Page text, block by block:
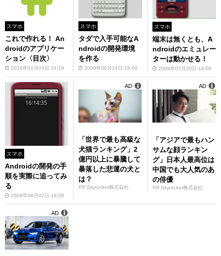
スマホ
これで作れる！ An
droidのアプリケー
ション〈目次〉
2016年01月03日 14:19
スマホ
タダで入手可能なA
ndroidの開発環境
を作る
2009年06月24日 16:00
スマホ
端末は無くとも、A
ndroidのエミュレー
ターは動かせる！
2009年07月10日 16:00
スマホ
Androidの開発の手
順を実際に追ってみ
る
2009年08月07日 18:00
「世界で最も高級な
犬猫ランキング」2
億円以上に暴騰して
暴落した悲運の犬と
は？
PR Skyrocket株式会社
AD
「アジアで最もハン
サムな顔ランキン
グ」日本人最高位は
中国でも大人気のあ
の俳優
PR Skyrocket株式会社
AD
AD